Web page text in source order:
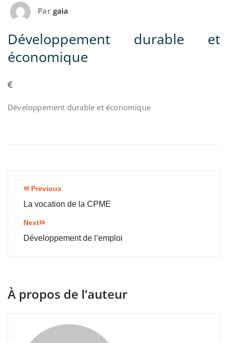
Par gaia
Développement durable et
économique
Développement durable et économique
Previous
La vocation de la CPME
Next
Développement de l’emploi
À propos de l’auteur